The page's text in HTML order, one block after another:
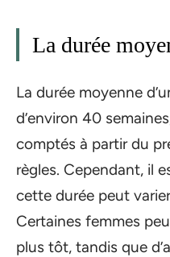
La durée
La durée moyenne
d’environ 40
comptés à partir du
règles. Cependant, il
cette durée peut
Certaines femmes
plus tôt, tandis que